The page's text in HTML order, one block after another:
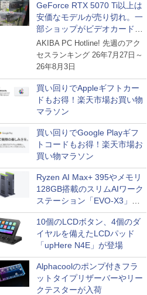
GeForce RTX 5070 Ti以上は
安価なモデルが売り切れ。一
部ショップがビデオカードの
購入制限を実施したニュース
が注目を集める
AKIBA PC Hotline! 先週のアク
セスランキング 26年7月27日～
26年8月3日
買い回りでAppleギフトカー
ドもお得！楽天市場お買い物
マラソン
買い回りでGoogle Playギフ
トコードもお得！楽天市場お
買い物マラソン
Ryzen AI Max+ 395やメモリ
128GB搭載のスリムAIワーク
ステーション「EVO-X3」が
GMKtecから
10個のLCDボタン、4個のダ
イヤルを備えたLCDパッド
「upHere N4E」が登場
Alphacoolのポンプ付きフラ
ットタイプリザーバーやリー
クテスターが入荷